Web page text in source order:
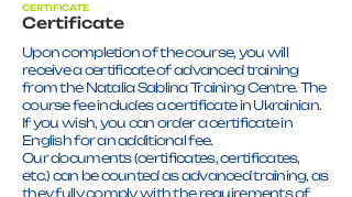
CERTIFICATE
Certificate
Upon completion of the course, you will
receive a certificate of advanced training
from the Natalia Sablina Training Centre. The
course fee includes a certificate in Ukrainian.
If you wish, you can order a certificate in
English for an additional fee.
Our documents (certificates, certificates,
etc.) can be counted as advanced training, as
they fully comply with the requirements of